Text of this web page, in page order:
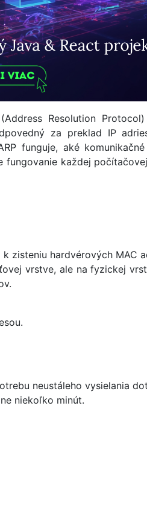
Resolution
za preklad IP
funguje, aké
fungovanie každej počítačovej
zisteniu hardvérových MAC
vrstve, ale na fyzickej
neustáleho vysielania
niekoľko minút.